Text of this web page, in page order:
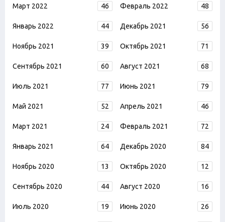
Март 2022 46 Февраль 2022 48
Январь 2022 44 Декабрь 2021 56
Ноябрь 2021 39 Октябрь 2021 71
Сентябрь 2021 60 Август 2021 68
Июль 2021 77 Июнь 2021 79
Май 2021 52 Апрель 2021 46
Март 2021 24 Февраль 2021 72
Январь 2021 64 Декабрь 2020 84
Ноябрь 2020 13 Октябрь 2020 12
Сентябрь 2020 44 Август 2020 16
Июль 2020 19 Июнь 2020 26